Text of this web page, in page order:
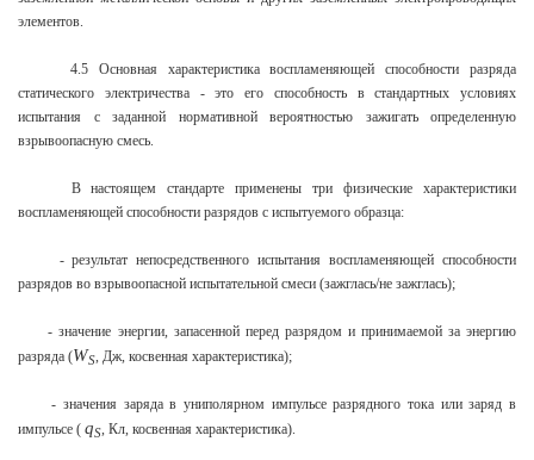
элементов.
4.5 Основная характеристика воспламеняющей способности разряда
статического электричества - это его способность в стандартных условиях
испытания с заданной нормативной вероятностью зажигать определенную
взрывоопасную смесь.
В настоящем стандарте применены три физические характеристики
воспламеняющей способности разрядов с испытуемого образца:
- результат непосредственного испытания воспламеняющей способности
разрядов во взрывоопасной испытательной смеси (зажглась/не зажглась);
- значение энергии, запасенной перед разрядом и принимаемой за энергию
разряда (WS, Дж, косвенная характеристика);
- значения заряда в униполярном импульсе разрядного тока или заряд в
импульсе ( qS, Кл, косвенная характеристика).